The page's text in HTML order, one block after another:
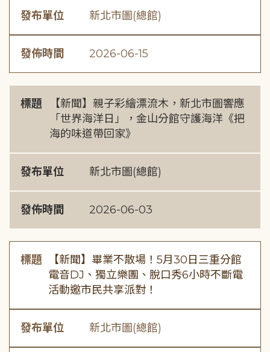
發布單位 新北市圖(總館)
發佈時間 2026-06-15
標題
【新聞】親子彩繪漂流木，新北市圖響應
「世界海洋日」，金山分館守護海洋《把
海的味道帶回家》
發布單位 新北市圖(總館)
發佈時間 2026-06-03
標題
【新聞】畢業不散場！5月30日三重分館
電音DJ、獨立樂團、脫口秀6小時不斷電
活動邀市民共享派對！
發布單位 新北市圖(總館)